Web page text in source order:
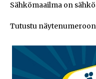
Sähkömaailma on
Tutustu näytenumeroon